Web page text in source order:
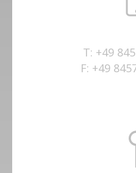
T: +49
F: +49